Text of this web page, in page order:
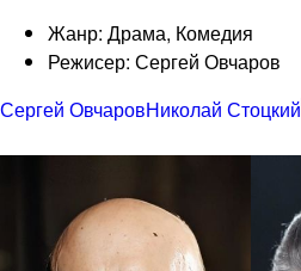
Жанр: Драма, Комедия
Режисер: Сергей Овчаров
Сергей ОвчаровНиколай Стоцкий